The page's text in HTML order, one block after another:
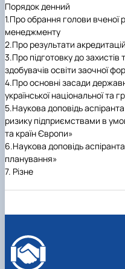
Порядок денний
1.Про обрання голови вченої
менеджменту
2.Про результати
3.Про підготовку до
здобувачів освіти заочної
4.Про основні засади
української національної та
5.Наукова доповідь
ризику підприємствами в
та країн Європи»
6.Наукова доповідь
планування»
7. Різне